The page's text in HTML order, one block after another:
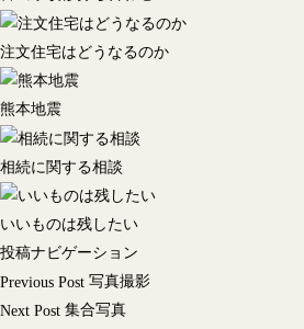
注文住宅はどうなるのか
熊本地震
相続に関する相談
いいものは残したい
投稿ナビゲーション
Previous Post 写真撮影
Next Post 集合写真